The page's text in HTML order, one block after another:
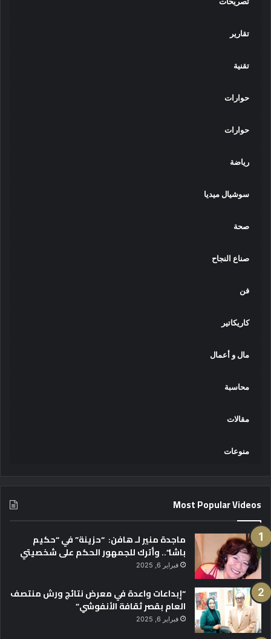
تقارير
تقنية
حوارات
حوارات
رياضة
سوشيال ميديا
صحة
صناع النجاح
فن
كاريكاتير
مال و أعمال
محاسبة
مقالات
منوعات
Most Popular Videos
ماجدة منير لـ هافن: “حزينة” في “حكيم
باشا”.. وأترك للجمهور الحكم على شخصيتي
فبراير 6, 2025
“إبداعات واعدة في معرض نتائج ورش منتصف
العام بقصر ثقافة الأنفوشي”
فبراير 6, 2025